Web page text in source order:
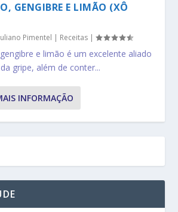
GENGIBRE E LIMÃO (XÔ
Pimentel | Receitas |
e limão é um excelente aliado
gripe, além de conter...
INFORMAÇÃO